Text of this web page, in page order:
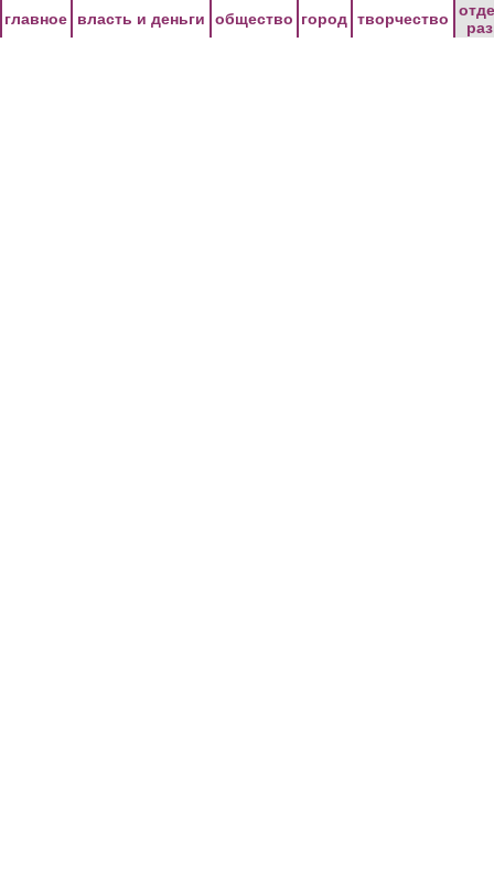
главное власть и деньги общество город творчество